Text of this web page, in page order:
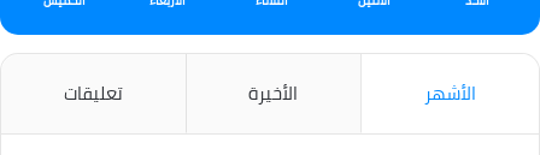
الأشهر الأخيرة تعليقات